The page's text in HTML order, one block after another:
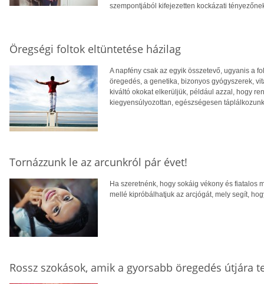
szempontjából kifejezetten kockázati
Öregségi foltok eltüntetése házilag
A napfény csak az egyik összetevő, ugyanis a
öregedés, a genetika, bizonyos gyógyszerek,
kiváltó okokat elkerüljük, például azzal, hogy
kiegyensúlyozottan, egészségesen
Tornázzunk le az arcunkról pár évet!
Ha szeretnénk, hogy sokáig vékony és fiatalos
mellé kipróbálhatjuk az arcjógát, mely segít,
Rossz szokások, amik a gyorsabb öregedés útjára